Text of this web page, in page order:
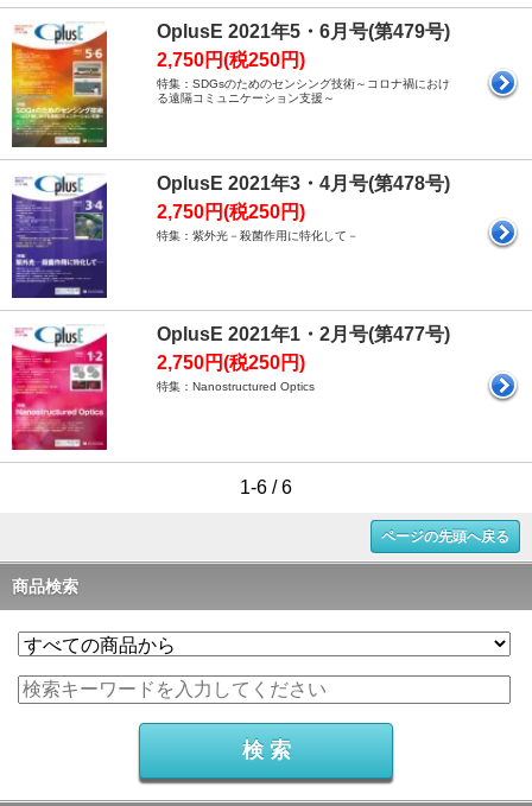
OplusE 2021年5・6月号(第479号)
2,750円(税250円)
特集：SDGsのためのセンシング技術～コロナ禍におけ
る遠隔コミュニケーション支援～
OplusE 2021年3・4月号(第478号)
2,750円(税250円)
特集：紫外光－殺菌作用に特化して－
OplusE 2021年1・2月号(第477号)
2,750円(税250円)
特集：Nanostructured Optics
1-6 / 6
ページの先頭へ戻る
商品検索